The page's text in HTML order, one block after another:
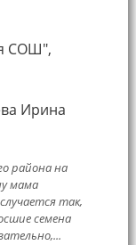
СОШ",
Ирина
района на
мама
так,
семена